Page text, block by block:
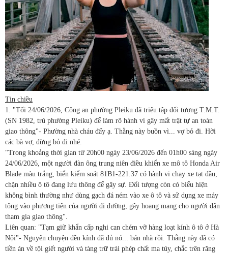
Tin chiều
1. "Tối 24/06/2026, Công an phường Pleiku đã triệu tập đối tượng T.M.T.
(SN 1982, trú phường Pleiku) để làm rõ hành vi gây mất trật tự an toàn
giao thông"- Phường nhà cháu đấy ạ. Thằng này buồn vì... vợ bỏ đi. Hỡi
các bà vợ, đừng bỏ đi nhé.
"Trong khoảng thời gian từ 20h00 ngày 23/06/2026 đến 01h00 sáng ngày
24/06/2026, một người đàn ông trung niên điều khiển xe mô tô Honda Air
Blade màu trắng, biển kiểm soát 81B1-221.37 có hành vi chạy xe tạt đầu,
chặn nhiều ô tô đang lưu thông để gây sự. Đối tượng còn có biểu hiện
không bình thường như dùng gạch đá ném vào xe ô tô và sử dụng xe máy
tông vào phương tiện của người đi đường, gây hoang mang cho người dân
tham gia giao thông".
Liên quan: "Tạm giữ khẩn cấp nghi can chém vỡ hàng loạt kính ô tô ở Hà
Nội"- Nguyên chuyện đền kính đã đủ nó... bán nhà rồi. Thằng này đã có
tiền án về tội giết người và tàng trữ trái phép chất ma túy, chắc trên răng